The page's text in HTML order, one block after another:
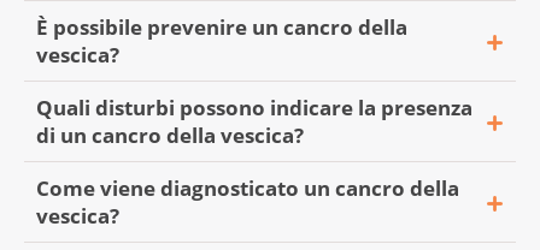
dalle cellule della mucosa.
Spesso viene scoperto in uno stadio precoce,
quando il tumore non ha ancora infiltrato lo
strato muscolare. In questo caso si parla di
«cancro della vescica non muscolo-invasivo».
Alcuni tumori invadono gli strati muscolari e
Il principale fattore di rischio del cancro della
vescica è il fumo. Il fumo di sigaretta, ad
esempio, contiene sostanze cancerogene
che, se inalate, entrano nella circolazione
sanguigna. I reni filtrano queste sostanze,
che quindi giungono alla vescica insieme
all’urina. In attesa dell’espulsione, le sostanze
È possibile prevenire un cancro della
vescica?
Il principale fattore di rischio del cancro della
vescica è il fumo.
Il fumo è associato anche a un decorso più
sfavorevole del cancro della vescica e a un
Quali disturbi possono indicare la presenza
di un cancro della vescica?
Eventuali sintomi di un cancro uroteliale
compaiono in genere solo negli stadi
Come viene diagnosticato un cancro della
vescica?